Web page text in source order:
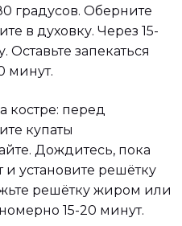
градусов. Оберните
в духовку. Через 15-
запекаться
минут.
костре: перед
купаты
Дождитесь, пока
и установите решётку
решётку жиром или
15-20 минут.